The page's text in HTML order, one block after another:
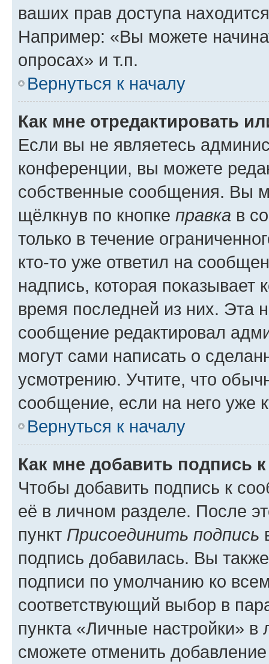
ваших прав доступа
Например: «Вы можете
опросах» и т.п.
Вернуться к началу
Как мне отредактировать
Если вы не являетесь
конференции, вы можете
собственные сообщения. Вы
щёлкнув по кнопке правка в
только в течение
кто-то уже ответил на
надпись, которая показывает
время последней из них. Эта
сообщение редактировал
могут сами написать о
усмотрению. Учтите, что
сообщение, если на него уже
Вернуться к началу
Как мне добавить подпись
Чтобы добавить подпись к
её в личном разделе. После
пункт Присоединить подпись
подпись добавилась. Вы
подписи по умолчанию ко
соответствующий выбор в
пункта «Личные настройки»
сможете отменить